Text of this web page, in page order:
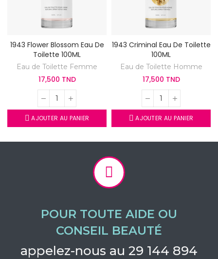
1943 Flower Blossom Eau De
Toilette 100ML
Eau de Toilette Femme
17,500 TND
AJOUTER AU PANIER
1943 Criminal Eau De Toilette
100ML
Eau de Toilette Homme
17,500 TND
AJOUTER AU PANIER
POUR TOUTE AIDE OU
CONSEIL BEAUTÉ
appelez-nous au 29 144 894